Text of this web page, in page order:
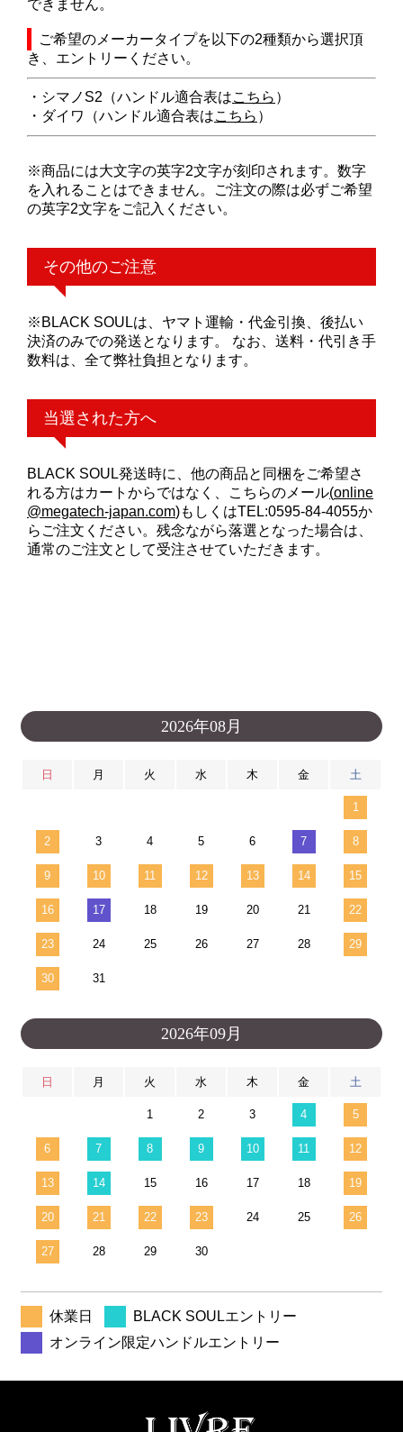
できません。
ご希望のメーカータイプを以下の2種類から選択頂
き、エントリーください。
・シマノS2（ハンドル適合表はこちら ）
・ダイワ（ハンドル適合表はこちら ）
※商品には大文字の英字2文字が刻印されます。数字
を入れることはできません。ご注文の際は必ずご希望
の英字2文字をご記入ください。
その他のご注意
※BLACK SOULは、ヤマト運輸・代金引換、後払い
決済のみでの発送となります。 なお、送料・代引き手
数料は、全て弊社負担となります。
当選された方へ
BLACK SOUL発送時に、他の商品と同梱をご希望さ
れる方はカートからではなく、こちらのメール(online
@megatech-japan.com)もしくはTEL:0595-84-4055か
らご注文ください。残念ながら落選となった場合は、
通常のご注文として受注させていただきます。
2026年08月
日 月 火 水 木 金 土
1
2 3 4 5 6 7 8
9 10 11 12 13 14 15
16 17 18 19 20 21 22
23 24 25 26 27 28 29
30 31
2026年09月
日 月 火 水 木 金 土
1 2 3 4 5
6 7 8 9 10 11 12
13 14 15 16 17 18 19
20 21 22 23 24 25 26
27 28 29 30
休業日
BLACK SOULエントリー
オンライン限定ハンドルエントリー